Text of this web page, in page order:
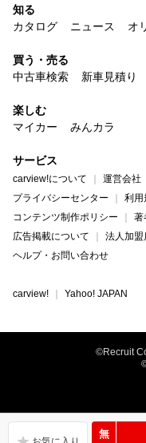
無
知る
カタログ
ニュース オ
買う・売る
中古車検索
新車見積り
楽しむ
マイカー
みんカラ
サービス
carview!について 運営会社
プライバシーセンター
利用
コンテンツ制作ポリシー
著
広告掲載について
法人加盟
ヘルプ・お問い合わせ
carview! Yahoo! JAPAN
©Recruit